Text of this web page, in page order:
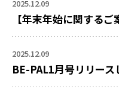
2025.12.09
【年末年始に関するご
2025.12.09
BE-PAL1月号リリース